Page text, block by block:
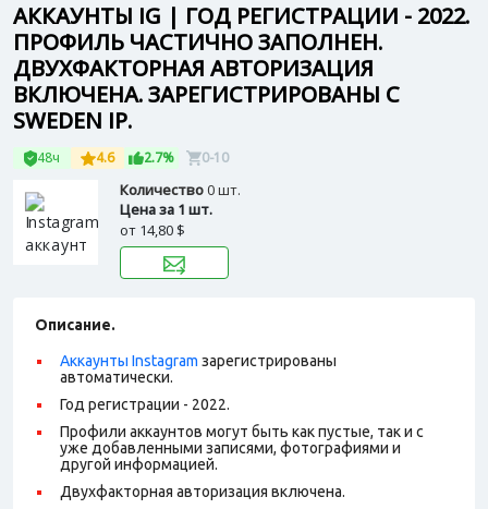
АККАУНТЫ IG | ГОД РЕГИСТРАЦИИ - 2022.
ПРОФИЛЬ ЧАСТИЧНО ЗАПОЛНЕН.
ДВУХФАКТОРНАЯ АВТОРИЗАЦИЯ
ВКЛЮЧЕНА. ЗАРЕГИСТРИРОВАНЫ С
SWEDEN IP.
48ч 4.6 2.7% 0-10
Количество0 шт.
Цена за 1 шт.
от 14,80 $
Описание.
Аккаунты Instagram зарегистрированы
автоматически.
Год регистрации - 2022.
Профили аккаунтов могут быть как пустые, так и с
уже добавленными записями, фотографиями и
другой информацией.
Двухфакторная авторизация включена.